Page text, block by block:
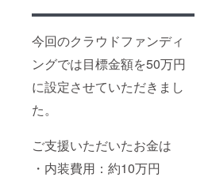
今回のクラウドファンディ
ングでは目標金額を50万円
に設定させていただきまし
た。
ご支援いただいたお金は
・内装費用：約10万円